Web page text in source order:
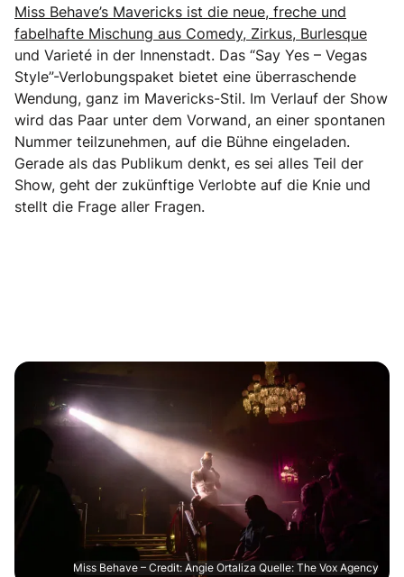
Miss Behave’s Mavericks ist die neue, freche und
fabelhafte Mischung aus Comedy, Zirkus, Burlesque
und Varieté in der Innenstadt. Das “Say Yes – Vegas
Style”-Verlobungspaket bietet eine überraschende
Wendung, ganz im Mavericks-Stil. Im Verlauf der Show
wird das Paar unter dem Vorwand, an einer spontanen
Nummer teilzunehmen, auf die Bühne eingeladen.
Gerade als das Publikum denkt, es sei alles Teil der
Show, geht der zukünftige Verlobte auf die Knie und
stellt die Frage aller Fragen.
Miss Behave – Credit: Angie Ortaliza Quelle: The Vox Agency